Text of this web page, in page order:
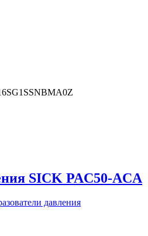
SICK PAC50-ACA
давления